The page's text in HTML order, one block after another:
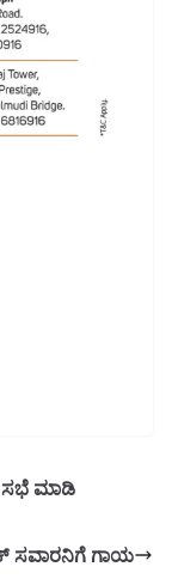
ಸಭೆ ಮಾಡಿ
ಸವಾರನಿಗೆ ಗಾಯ